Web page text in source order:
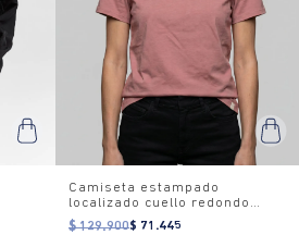
Camiseta estampado
localizado cuello redondo
para mujer
$ 129.900$ 71.445